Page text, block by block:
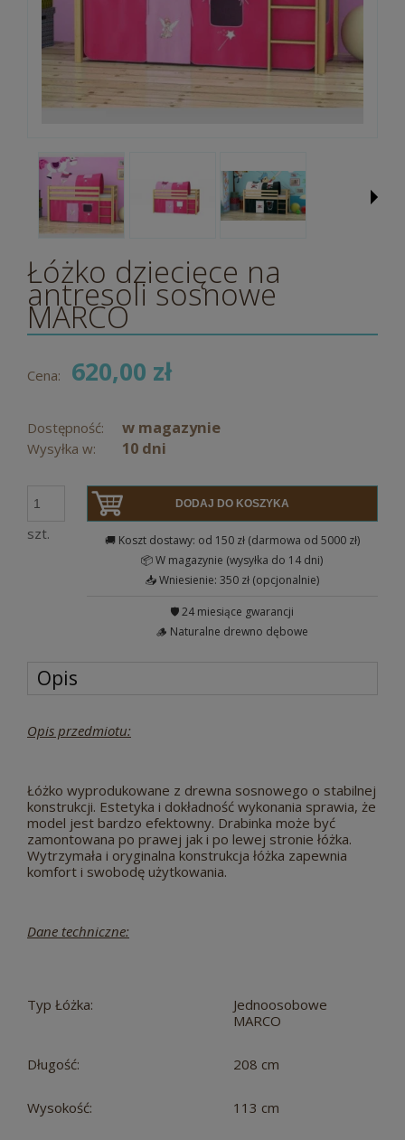
Łóżko dziecięce na
antresoli sosnowe
MARCO
Cena: 620,00 zł
Dostępność: w magazynie
Wysyłka w: 10 dni
szt.
DODAJ DO KOSZYKA
🚚 Koszt dostawy: od 150 zł (darmowa od 5000 zł)
📦 W magazynie (wysyłka do 14 dni)
📥 Wniesienie: 350 zł (opcjonalnie)
🛡️ 24 miesiące gwarancji
🪵 Naturalne drewno dębowe
Opis
Opis przedmiotu:
Łóżko wyprodukowane z drewna sosnowego o stabilnej
konstrukcji. Estetyka i dokładność wykonania sprawia, że
model jest bardzo efektowny. Drabinka może być
zamontowana po prawej jak i po lewej stronie łóżka.
Wytrzymała i oryginalna konstrukcja łóżka zapewnia
komfort i swobodę użytkowania.
Dane techniczne:
Typ Łóżka:
Jednoosobowe
MARCO
Długość: 208 cm
Wysokość: 113 cm